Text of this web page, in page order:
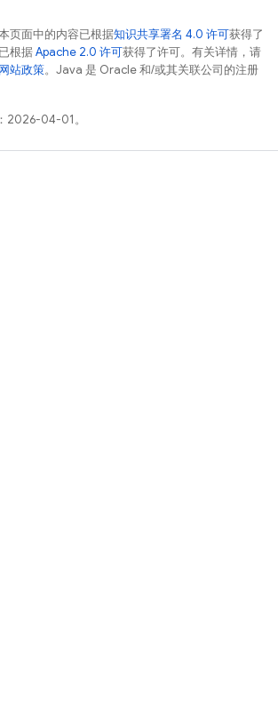
页面中的内容已根据知识共享署名 4.0 许可获得了
根据Apache 2.0 许可获得了许可。有关详情，请
站政策。Java 是 Oracle 和/或其关联公司的注册
2026-04-01。